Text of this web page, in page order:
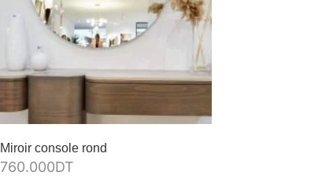
Miroir console rond
760.000DT